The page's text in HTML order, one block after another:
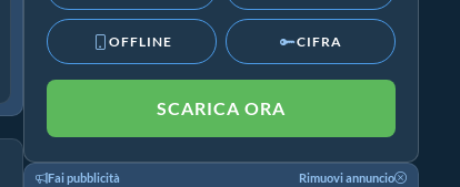
OFFLINE CIFRA
SCARICA ORA
Fai pubblicità Rimuovi annuncio